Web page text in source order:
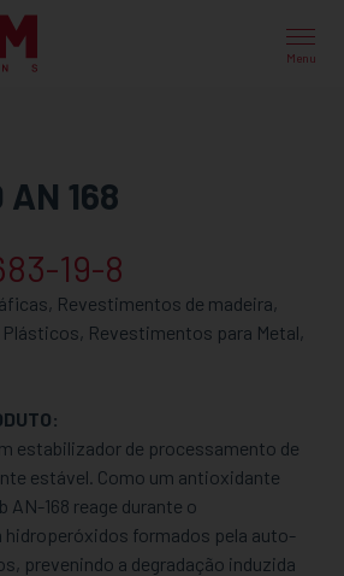
Menu
AN 168
19-8
Revestimentos de madeira,
Revestimentos para Metal,
estabilizador de processamento de
estável. Como um antioxidante
AN-168 reage durante o
formados pela auto-
prevenindo a degradação induzida